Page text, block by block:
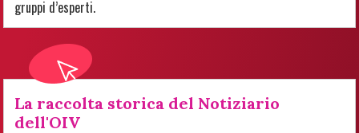
gruppi d’esperti.
La raccolta storica del Notiziario
dell'OIV